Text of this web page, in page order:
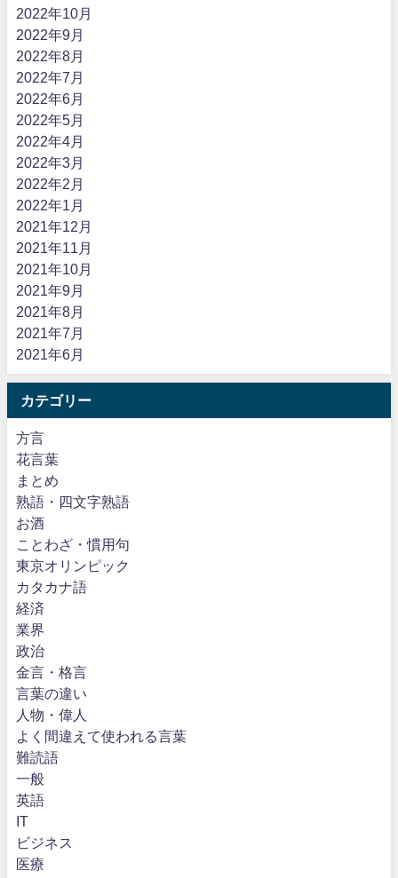
2022年10月
2022年9月
2022年8月
2022年7月
2022年6月
2022年5月
2022年4月
2022年3月
2022年2月
2022年1月
2021年12月
2021年11月
2021年10月
2021年9月
2021年8月
2021年7月
2021年6月
カテゴリー
方言
花言葉
まとめ
熟語・四文字熟語
お酒
ことわざ・慣用句
東京オリンピック
カタカナ語
経済
業界
政治
金言・格言
言葉の違い
人物・偉人
よく間違えて使われる言葉
難読語
一般
英語
IT
ビジネス
医療